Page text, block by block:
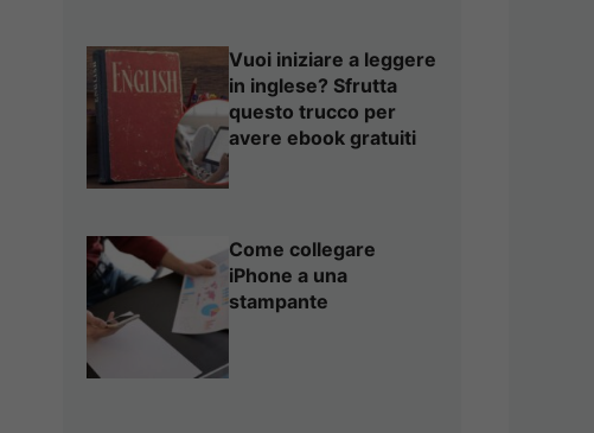
Vuoi iniziare a leggere
in inglese? Sfrutta
questo trucco per
avere ebook gratuiti
Come collegare
iPhone a una
stampante